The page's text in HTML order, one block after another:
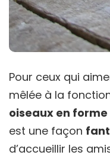
Pour ceux qui
mêlée à la
oiseaux en
est une façon
d’accueillir les